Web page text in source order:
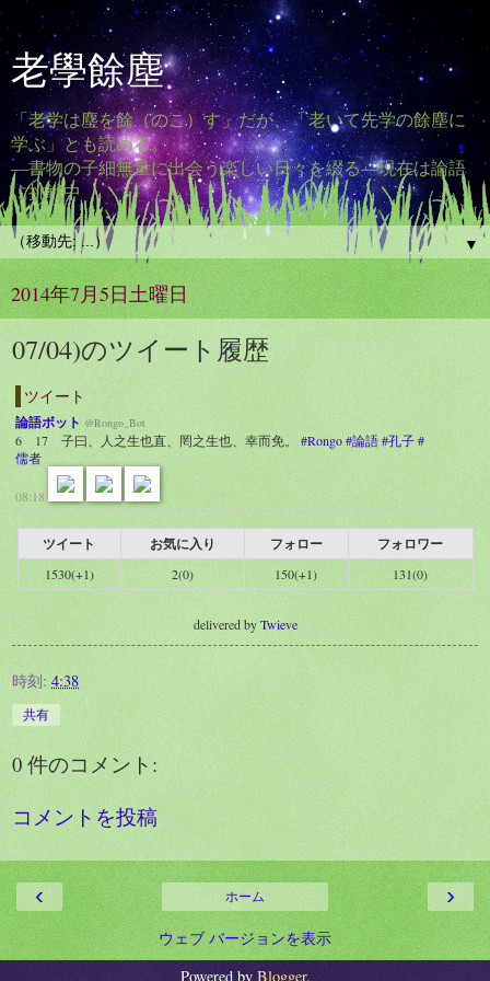
老學餘塵
「老学は塵を餘（のこ）す」だが、「老いて先学の餘塵に
学ぶ」とも読める。
―書物の子細無量に出会う楽しい日々を綴る―現在は論語
に挑戦中
▼
2014年7月5日土曜日
07/04)のツイート履歴
ツイート
論語ボット @Rongo_Bot
6 17 子曰、人之生也直、罔之生也、幸而免。 #Rongo#論語#孔子#
儒者
08:18
ツイート お気に入り フォロー フォロワー
1530(+1) 2(0) 150(+1) 131(0)
delivered byTwieve
時刻: 4:38
共有
0 件のコメント:
コメントを投稿
‹ ›
ホーム
ウェブ バージョンを表示
Powered by Blogger.